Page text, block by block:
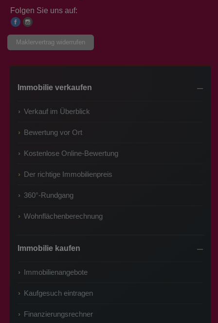
Folgen Sie uns auf:
Maklervertrag widerrufen
Immobilie verkaufen
Verkauf im Überblick
Bewertung vor Ort
Kostenlose Online-Bewertung
Der richtige Immobilienpreis
360°-Rundgang
Wohnflächenberechnung
Immobilie kaufen
Immobilienangebote
Kaufgesuch eintragen
Finanzierungsrechner